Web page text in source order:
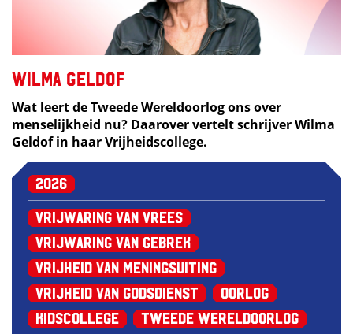
Wilma Geldof
Wat leert de Tweede Wereldoorlog ons over
menselijkheid nu? Daarover vertelt schrijver Wilma
Geldof in haar Vrijheidscollege.
2026
Vrijwaring van Vrees
Vrijwaring van Gebrek
Vrijheid van Meningsuiting
Vrijheid van Godsdienst
Oorlog
Kidscollege
Tweede Wereldoorlog